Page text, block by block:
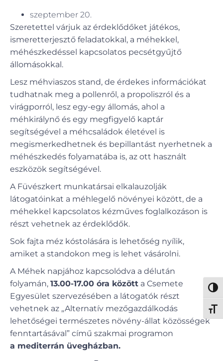
szeptember 20.
Szeretettel várjuk az érdeklődőket játékos,
ismeretterjesztő feladatokkal, a méhekkel,
méhészkedéssel kapcsolatos pecsétgyűjtő
állomásokkal.
Lesz méhviaszos stand, de érdekes információkat
tudhatnak meg a pollenről, a propoliszról és a
virágporról, lesz egy-egy állomás, ahol a
méhkirálynő és egy megfigyelő kaptár
segítségével a méhcsaládok életével is
megismerkedhetnek és bepillantást nyerhetnek a
méhészkedés folyamatába is, az ott használt
eszközök segítségével.
A Füvészkert munkatársai elkalauzolják
látogatóinkat a méhlegelő növényei között, de a
méhekkel kapcsolatos kézműves foglalkozáson is
részt vehetnek az érdeklődők.
Sok fajta méz kóstolására is lehetőség nyílik,
amiket a standokon meg is lehet vásárolni.
A Méhek napjához kapcsolódva a délután
folyamán, 13.00-17.00 óra között a Csemete
Egyesület szervezésében a látogatók részt
vehetnek az „Alternatív mezőgazdálkodás
lehetőségei természetes növény-állat közösségek
fenntartásával” című szakmai programon
a mediterrán üvegházban.